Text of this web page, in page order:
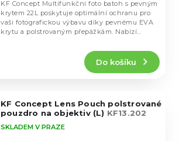
Do košíku
KF Concept Multifunkční foto batoh s pevným
krytem 22L poskytuje optimální ochranu pro
vaši fotografickou výbavu díky pevnému EVA
krytu a polstrovaným přepážkám. Nabízí
KF Concept Lens Pouch polstrované
pouzdro na objektiv (L) KF13.202
SKLADEM V PRAZE